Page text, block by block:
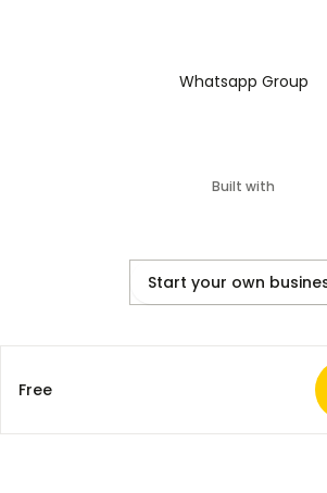
Free
Whatsapp Group
Built with
Start your own